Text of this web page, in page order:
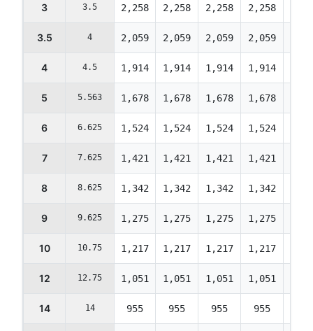
3 3.5 2,258 2,258 2,258 2,258
3.5 4 2,059 2,059 2,059 2,059
4 4.5 1,914 1,914 1,914 1,914
5 5.563 1,678 1,678 1,678 1,678
6 6.625 1,524 1,524 1,524 1,524
7 7.625 1,421 1,421 1,421 1,421
8 8.625 1,342 1,342 1,342 1,342
9 9.625 1,275 1,275 1,275 1,275
10 10.75 1,217 1,217 1,217 1,217
12 12.75 1,051 1,051 1,051 1,051
14 14 955 955 955 955